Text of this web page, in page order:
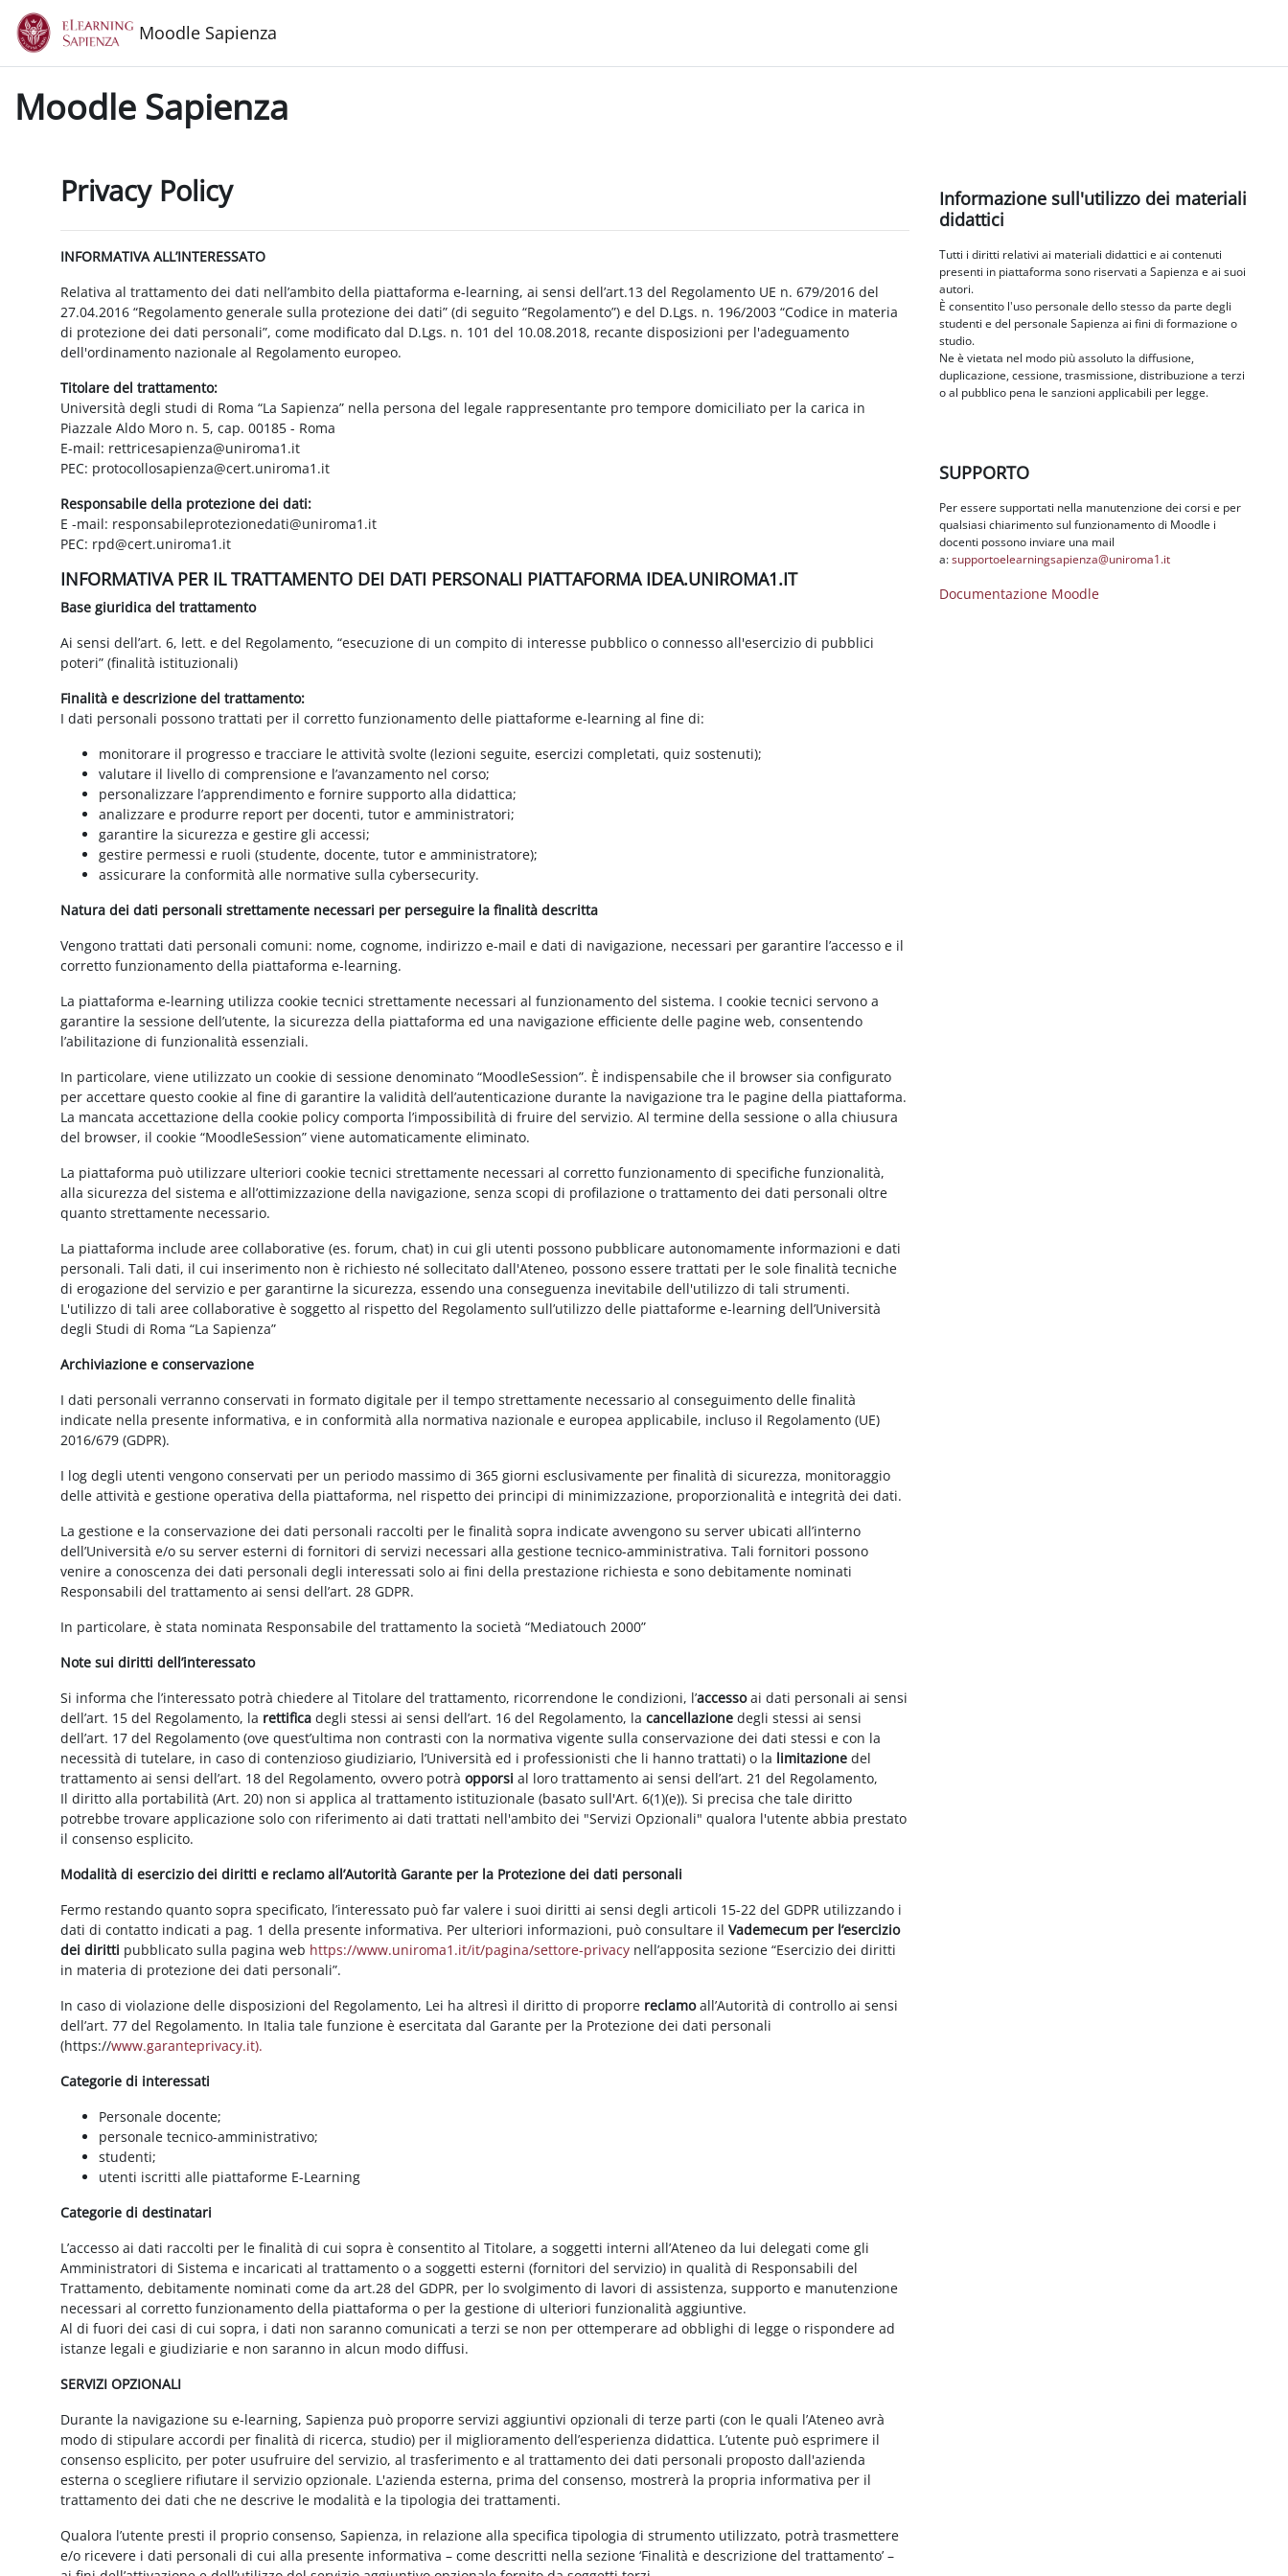
Vai al contenuto principale
Moodle Sapienza
Moodle Sapienza
Privacy Policy
INFORMATIVA ALL’INTERESSATO
Relativa al trattamento dei dati nell’ambito della piattaforma e-learning, ai sensi dell’art.13 del Regolamento UE n. 679/2016 del
27.04.2016 “Regolamento generale sulla protezione dei dati” (di seguito “Regolamento”) e del D.Lgs. n. 196/2003 “Codice in materia
di protezione dei dati personali”, come modificato dal D.Lgs. n. 101 del 10.08.2018, recante disposizioni per l'adeguamento
dell'ordinamento nazionale al Regolamento europeo.
Titolare del trattamento:
Università degli studi di Roma “La Sapienza” nella persona del legale rappresentante pro tempore domiciliato per la carica in
Piazzale Aldo Moro n. 5, cap. 00185 - Roma
E-mail: rettricesapienza@uniroma1.it
PEC: protocollosapienza@cert.uniroma1.it
Responsabile della protezione dei dati:
E -mail: responsabileprotezionedati@uniroma1.it
PEC: rpd@cert.uniroma1.it
INFORMATIVA PER IL TRATTAMENTO DEI DATI PERSONALI PIATTAFORMA IDEA.UNIROMA1.IT
Base giuridica del trattamento
Ai sensi dell’art. 6, lett. e del Regolamento, “esecuzione di un compito di interesse pubblico o connesso all'esercizio di pubblici
poteri” (finalità istituzionali)
Finalità e descrizione del trattamento:
I dati personali possono trattati per il corretto funzionamento delle piattaforme e-learning al fine di:
monitorare il progresso e tracciare le attività svolte (lezioni seguite, esercizi completati, quiz sostenuti);
valutare il livello di comprensione e l’avanzamento nel corso;
personalizzare l’apprendimento e fornire supporto alla didattica;
analizzare e produrre report per docenti, tutor e amministratori;
garantire la sicurezza e gestire gli accessi;
gestire permessi e ruoli (studente, docente, tutor e amministratore);
assicurare la conformità alle normative sulla cybersecurity.
Natura dei dati personali strettamente necessari per perseguire la finalità descritta
Vengono trattati dati personali comuni: nome, cognome, indirizzo e-mail e dati di navigazione, necessari per garantire l’accesso e il
corretto funzionamento della piattaforma e-learning.
La piattaforma e-learning utilizza cookie tecnici strettamente necessari al funzionamento del sistema. I cookie tecnici servono a
garantire la sessione dell’utente, la sicurezza della piattaforma ed una navigazione efficiente delle pagine web, consentendo
l’abilitazione di funzionalità essenziali.
In particolare, viene utilizzato un cookie di sessione denominato “MoodleSession”. È indispensabile che il browser sia configurato
per accettare questo cookie al fine di garantire la validità dell’autenticazione durante la navigazione tra le pagine della piattaforma.
La mancata accettazione della cookie policy comporta l’impossibilità di fruire del servizio. Al termine della sessione o alla chiusura
del browser, il cookie “MoodleSession” viene automaticamente eliminato.
La piattaforma può utilizzare ulteriori cookie tecnici strettamente necessari al corretto funzionamento di specifiche funzionalità,
alla sicurezza del sistema e all’ottimizzazione della navigazione, senza scopi di profilazione o trattamento dei dati personali oltre
quanto strettamente necessario.
La piattaforma include aree collaborative (es. forum, chat) in cui gli utenti possono pubblicare autonomamente informazioni e dati
personali. Tali dati, il cui inserimento non è richiesto né sollecitato dall'Ateneo, possono essere trattati per le sole finalità tecniche
di erogazione del servizio e per garantirne la sicurezza, essendo una conseguenza inevitabile dell'utilizzo di tali strumenti.
L'utilizzo di tali aree collaborative è soggetto al rispetto del Regolamento sull’utilizzo delle piattaforme e-learning dell’Università
degli Studi di Roma “La Sapienza”
Archiviazione e conservazione
I dati personali verranno conservati in formato digitale per il tempo strettamente necessario al conseguimento delle finalità
indicate nella presente informativa, e in conformità alla normativa nazionale e europea applicabile, incluso il Regolamento (UE)
2016/679 (GDPR).
I log degli utenti vengono conservati per un periodo massimo di 365 giorni esclusivamente per finalità di sicurezza, monitoraggio
delle attività e gestione operativa della piattaforma, nel rispetto dei principi di minimizzazione, proporzionalità e integrità dei dati.
La gestione e la conservazione dei dati personali raccolti per le finalità sopra indicate avvengono su server ubicati all’interno
dell’Università e/o su server esterni di fornitori di servizi necessari alla gestione tecnico-amministrativa. Tali fornitori possono
venire a conoscenza dei dati personali degli interessati solo ai fini della prestazione richiesta e sono debitamente nominati
Responsabili del trattamento ai sensi dell’art. 28 GDPR.
In particolare, è stata nominata Responsabile del trattamento la società “Mediatouch 2000”
Note sui diritti dell’interessato
Si informa che l’interessato potrà chiedere al Titolare del trattamento, ricorrendone le condizioni, l’accessoai dati personali ai sensi
dell’art. 15 del Regolamento, la rettificadegli stessi ai sensi dell’art. 16 del Regolamento, lacancellazione degli stessi ai sensi
dell’art. 17 del Regolamento (ove quest’ultima non contrasti con la normativa vigente sulla conservazione dei dati stessi e con la
necessità di tutelare, in caso di contenzioso giudiziario, l’Università ed i professionisti che li hanno trattati) o la limitazione del
trattamento ai sensi dell’art. 18 del Regolamento, ovvero potràopporsi al loro trattamento ai sensi dell’art. 21 del Regolamento,
Il diritto alla portabilità (Art. 20) non si applica al trattamento istituzionale (basato sull'Art. 6(1)(e)). Si precisa che tale diritto
potrebbe trovare applicazione solo con riferimento ai dati trattati nell'ambito dei "Servizi Opzionali" qualora l'utente abbia prestato
il consenso esplicito.
Modalità di esercizio dei diritti e reclamo all’Autorità Garante per la Protezione dei dati personali
Fermo restando quanto sopra specificato, l’interessato può far valere i suoi diritti ai sensi degli articoli 15-22 del GDPR utilizzando i
dati di contatto indicati a pag. 1 della presente informativa. Per ulteriori informazioni, può consultare ilVademecum per l’esercizio
dei diritti pubblicato sulla pagina web https://www.uniroma1.it/it/pagina/settore-privacy nell’apposita sezione “Esercizio dei diritti
in materia di protezione dei dati personali”.
In caso di violazione delle disposizioni del Regolamento, Lei ha altresì il diritto di proporre reclamoall’Autorità di controllo ai sensi
dell’art. 77 del Regolamento. In Italia tale funzione è esercitata dal Garante per la Protezione dei dati personali
(https://www.garanteprivacy.it).
Categorie di interessati
Personale docente;
personale tecnico-amministrativo;
studenti;
utenti iscritti alle piattaforme E-Learning
Categorie di destinatari
L’accesso ai dati raccolti per le finalità di cui sopra è consentito al Titolare, a soggetti interni all’Ateneo da lui delegati come gli
Amministratori di Sistema e incaricati al trattamento o a soggetti esterni (fornitori del servizio) in qualità di Responsabili del
Trattamento, debitamente nominati come da art.28 del GDPR, per lo svolgimento di lavori di assistenza, supporto e manutenzione
necessari al corretto funzionamento della piattaforma o per la gestione di ulteriori funzionalità aggiuntive.
Al di fuori dei casi di cui sopra, i dati non saranno comunicati a terzi se non per ottemperare ad obblighi di legge o rispondere ad
istanze legali e giudiziarie e non saranno in alcun modo diffusi.
SERVIZI OPZIONALI
Durante la navigazione su e-learning, Sapienza può proporre servizi aggiuntivi opzionali di terze parti (con le quali l’Ateneo avrà
modo di stipulare accordi per finalità di ricerca, studio) per il miglioramento dell’esperienza didattica. L’utente può esprimere il
consenso esplicito, per poter usufruire del servizio, al trasferimento e al trattamento dei dati personali proposto dall'azienda
esterna o scegliere rifiutare il servizio opzionale. L'azienda esterna, prima del consenso, mostrerà la propria informativa per il
trattamento dei dati che ne descrive le modalità e la tipologia dei trattamenti.
Qualora l’utente presti il proprio consenso, Sapienza, in relazione alla specifica tipologia di strumento utilizzato, potrà trasmettere
e/o ricevere i dati personali di cui alla presente informativa – come descritti nella sezione ‘Finalità e descrizione del trattamento’ –
Blocchi
Informazione sull'utilizzo dei materiali
didattici
Tutti i diritti relativi ai materiali didattici e ai contenuti
presenti in piattaforma sono riservati a Sapienza e ai suoi
autori.
È consentito l'uso personale dello stesso da parte degli
studenti e del personale Sapienza ai fini di formazione o
studio.
Ne è vietata nel modo più assoluto la diffusione,
duplicazione, cessione, trasmissione, distribuzione a terzi
o al pubblico pena le sanzioni applicabili per legge.
SUPPORTO
Per essere supportati nella manutenzione dei corsi e per
qualsiasi chiarimento sul funzionamento di Moodle i
docenti possono inviare una mail
a:supportoelearningsapienza@uniroma1.it
Documentazione Moodle